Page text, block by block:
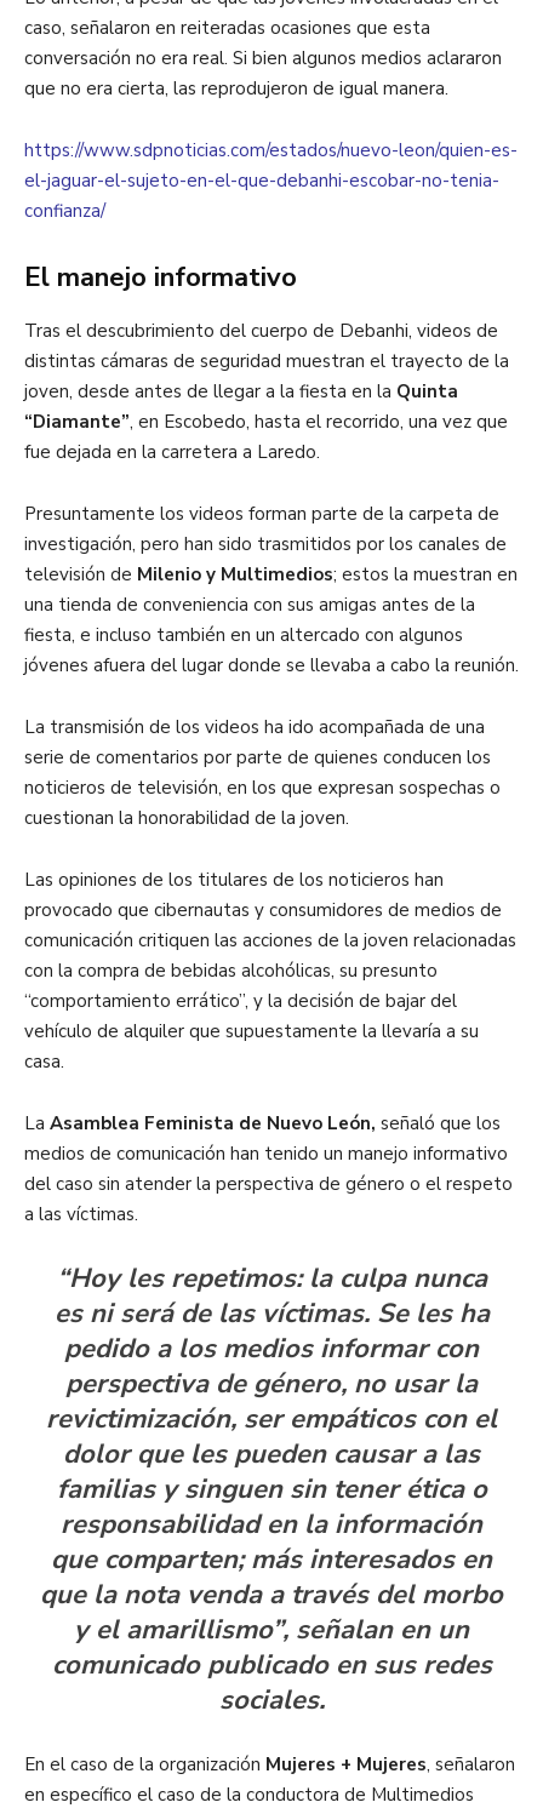
caso, señalaron en reiteradas ocasiones que esta
conversación no era real. Si bien algunos medios aclararon
que no era cierta, las reprodujeron de igual manera.
https://www.sdpnoticias.com/estados/nuevo-leon/quien-es-
el-jaguar-el-sujeto-en-el-que-debanhi-escobar-no-tenia-
confianza/
El manejo informativo
Tras el descubrimiento del cuerpo de Debanhi, videos de
distintas cámaras de seguridad muestran el trayecto de la
joven, desde antes de llegar a la fiesta en la Quinta
“Diamante”, en Escobedo, hasta el recorrido, una vez que
fue dejada en la carretera a Laredo.
Presuntamente los videos forman parte de la carpeta de
investigación, pero han sido trasmitidos por los canales de
televisión de Milenio y Multimedios; estos la muestran en
una tienda de conveniencia con sus amigas antes de la
fiesta, e incluso también en un altercado con algunos
jóvenes afuera del lugar donde se llevaba a cabo la reunión.
La transmisión de los videos ha ido acompañada de una
serie de comentarios por parte de quienes conducen los
noticieros de televisión, en los que expresan sospechas o
cuestionan la honorabilidad de la joven.
Las opiniones de los titulares de los noticieros han
provocado que cibernautas y consumidores de medios de
comunicación critiquen las acciones de la joven relacionadas
con la compra de bebidas alcohólicas, su presunto
“comportamiento errático”, y la decisión de bajar del
vehículo de alquiler que supuestamente la llevaría a su
casa.
La Asamblea Feminista de Nuevo León, señaló que los
medios de comunicación han tenido un manejo informativo
del caso sin atender la perspectiva de género o el respeto
a las víctimas.
“Hoy les repetimos: la culpa nunca
es ni será de las víctimas. Se les ha
pedido a los medios informar con
perspectiva de género, no usar la
revictimización, ser empáticos con el
dolor que les pueden causar a las
familias y singuen sin tener ética o
responsabilidad en la información
que comparten; más interesados en
que la nota venda a través del morbo
y el amarillismo”, señalan en un
comunicado publicado en sus redes
sociales.
En el caso de la organización Mujeres + Mujeres, señalaron
en específico el caso de la conductora de Multimedios